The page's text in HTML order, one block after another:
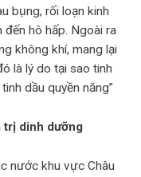
bụng, rối loạn kinh
đến hô hấp. Ngoài ra
không khí, mang lại
là lý do tại sao tinh
dầu quyền năng”
trị dinh dưỡng
nước khu vực Châu